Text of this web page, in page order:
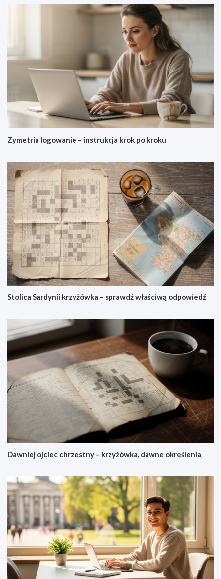
Zymetria logowanie – instrukcja krok po kroku
Stolica Sardynii krzyżówka – sprawdź właściwą odpowiedź
Dawniej ojciec chrzestny – krzyżówka, dawne określenia